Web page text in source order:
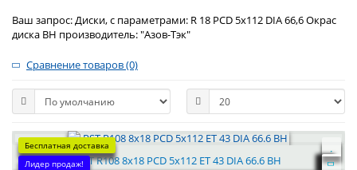
Ваш запрос: Диски, с параметрами: R 18 PCD 5x112 DIA 66,6 Окрас
диска BH производитель: "Азов-Тэк"
Сравнение товаров (0)
Бесплатная доставка
Лидер продаж!RST R108 8x18 PCD 5x112 ET 43 DIA 66.6 BH